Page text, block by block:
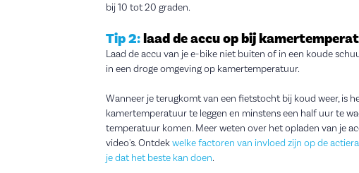
bij 10 tot 20 graden.
Tip 2:laad de accu op bij
Laad de accu van je e-bike niet buiten of in een koude
in een droge omgeving op kamertemperatuur.
Wanneer je terugkomt van een fietstocht bij koud weer, is
kamertemperatuur te leggen en minstens een half uur te
temperatuur komen. Meer weten over het opladen van je
video's. Ontdekwelke factoren van invloed zijn op de
je dat het beste kan doen.